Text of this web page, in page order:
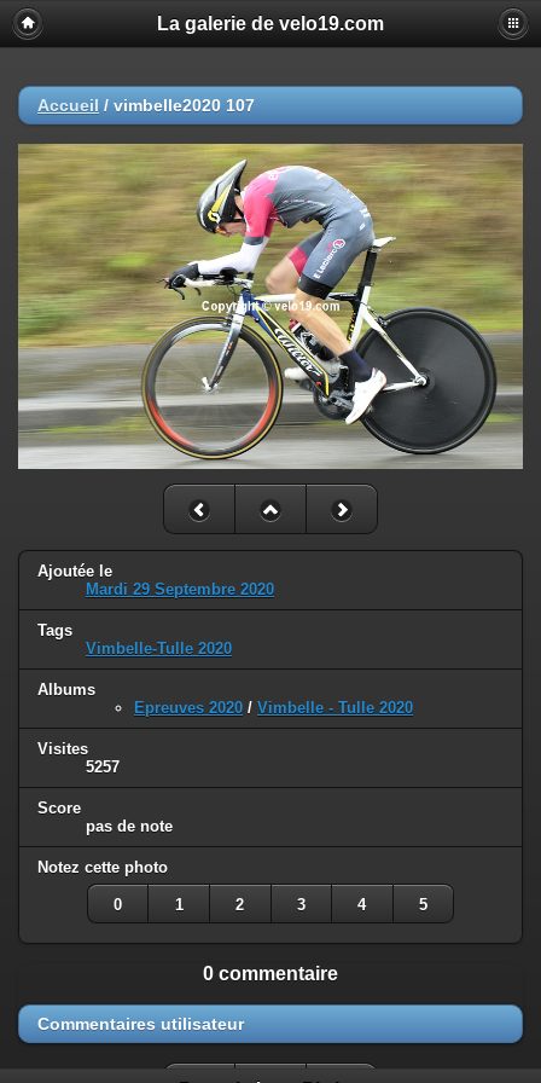
La galerie de velo19.com
Accueil / vimbelle2020 107
Ajoutée le
Mardi 29 Septembre 2020
Tags
Vimbelle-Tulle 2020
Albums
Epreuves 2020 / Vimbelle - Tulle 2020
Visites
5257
Score
pas de note
Notez cette photo
0 1 2 3 4 5
0 commentaire
Commentaires utilisateur